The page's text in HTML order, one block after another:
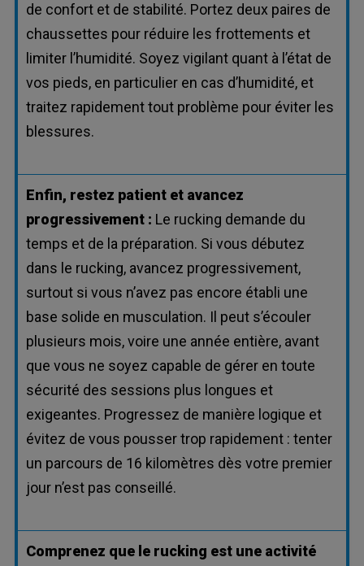
de confort et de stabilité. Portez deux paires de
chaussettes pour réduire les frottements et
limiter l’humidité. Soyez vigilant quant à l’état de
vos pieds, en particulier en cas d’humidité, et
traitez rapidement tout problème pour éviter les
blessures.
Enfin, restez patient et avancez
progressivement : Le rucking demande du
temps et de la préparation. Si vous débutez
dans le rucking, avancez progressivement,
surtout si vous n’avez pas encore établi une
base solide en musculation. Il peut s’écouler
plusieurs mois, voire une année entière, avant
que vous ne soyez capable de gérer en toute
sécurité des sessions plus longues et
exigeantes. Progressez de manière logique et
évitez de vous pousser trop rapidement : tenter
un parcours de 16 kilomètres dès votre premier
jour n’est pas conseillé.
Comprenez que le rucking est une activité